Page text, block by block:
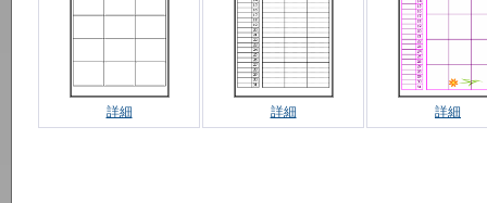
詳細 詳細 詳細